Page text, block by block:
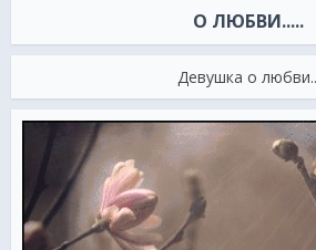
О ЛЮБВИ.....
Девушка о